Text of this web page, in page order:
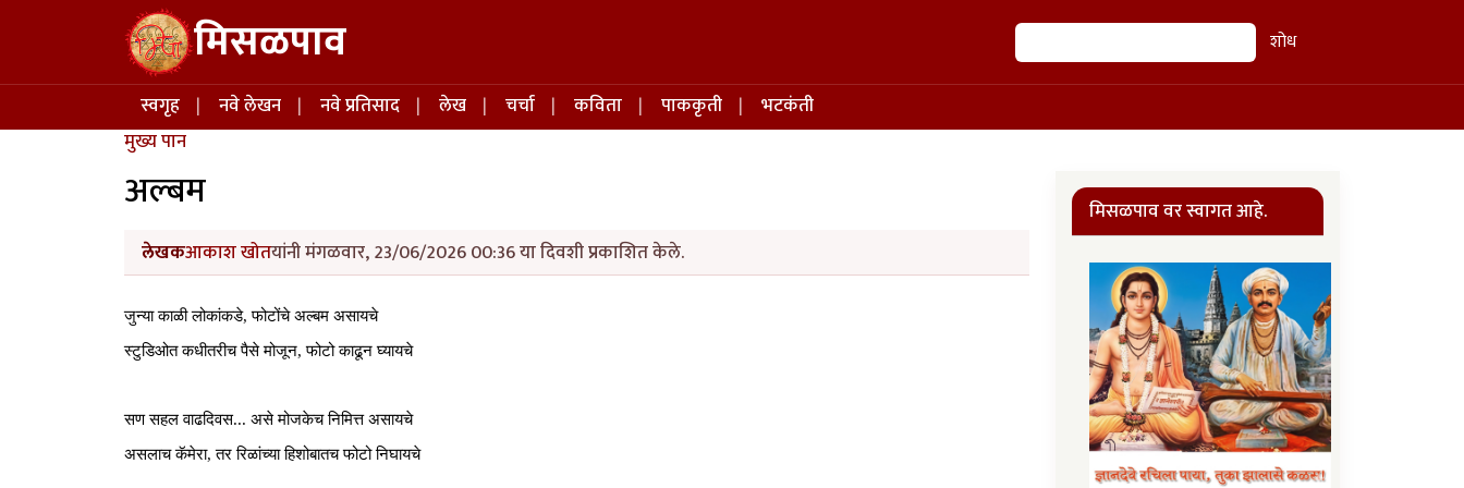
Skip to main content मिसळपाव शोध शोध
Main navigation
स्वगृह नवे लेखन नवे प्रतिसाद लेख चर्चा कविता पाककृती
भटकंती
मुख्य पान
अल्बम
लेखकआकाश खोतयांनी मंगळवार, 23/06/2026 00:36 या दिवशी प्रकाशित केले.
जुन्या काळी लोकांकडे, फोटोंचे अल्बम असायचे
स्टुडिओत कधीतरीच पैसे मोजून, फोटो काढून घ्यायचे
सण सहल वाढदिवस... असे मोजकेच निमित्त असायचे
असलाच कॅमेरा, तर रिळांच्या हिशोबातच फोटो निघायचे
मिसळपाव वर स्वागत आहे.